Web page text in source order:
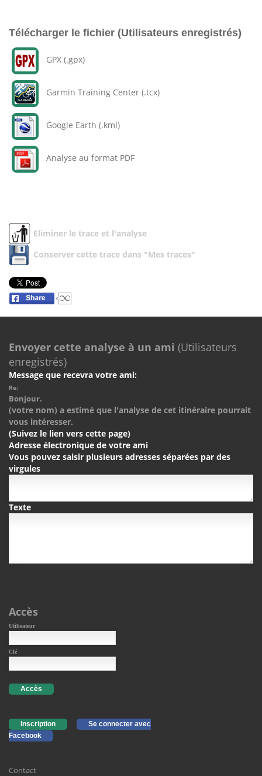
Télécharger le fichier (Utilisateurs enregistrés)
GPX (.gpx)
Garmin Training Center (.tcx)
Google Earth (.kml)
Analyse au format PDF
Eliminer le trace et l'analyse
Conserver cette trace dans "Mes traces"
Envoyer cette analyse à un ami (Utilisateurs
enregistrés)
Message que recevra votre ami:
Re:
Bonjour.
(votre nom) a estimé que l'analyse de cet itinéraire pourrait
vous intéresser.
(Suivez le lien vers cette page)
Adresse électronique de votre ami
Vous pouvez saisir plusieurs adresses séparées par des
virgules
Texte
Accès
Utilisateur
Clé
Accès
Inscription
Se connecter avec
Facebook
Contact